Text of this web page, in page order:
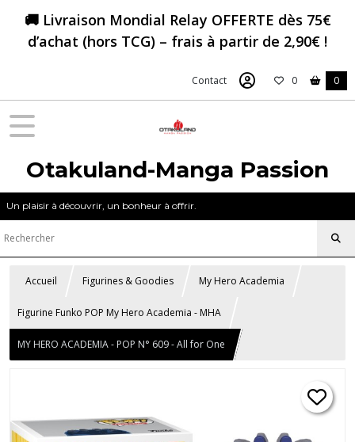
🚚 Livraison Mondial Relay OFFERTE dès 75€
d’achat (hors TCG) – frais à partir de 2,90€ !
Contact 0 0
Otakuland-Manga Passion
Un plaisir à découvrir, un bonheur à offrir.
Accueil Figurines & Goodies My Hero Academia
Figurine Funko POP My Hero Academia - MHA
MY HERO ACADEMIA - POP N° 609 - All for One